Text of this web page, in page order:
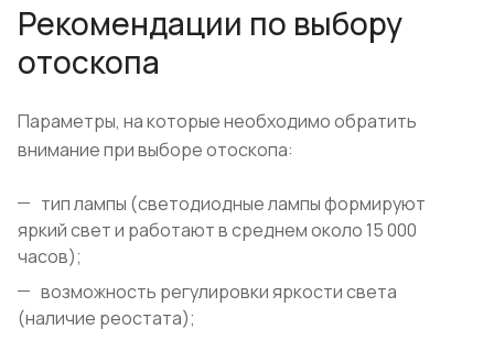
Рекомендации по выбору
отоскопа
Параметры, на которые необходимо обратить
внимание при выборе отоскопа:
тип лампы (светодиодные лампы формируют
яркий свет и работают в среднем около 15 000
часов);
возможность регулировки яркости света
(наличие реостата);